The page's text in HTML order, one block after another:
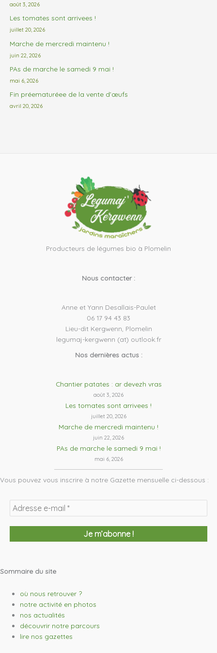
août 3, 2026
Les tomates sont arrivees !
juillet 20, 2026
Marche de mercredi maintenu !
juin 22, 2026
PAs de marche le samedi 9 mai !
mai 6, 2026
Fin préematuréee de la vente d’œufs
avril 20, 2026
Producteurs de légumes bio à Plomelin
Nous contacter :
Anne et Yann Desallais-Paulet
06 17 94 43 83
Lieu-dit Kergwenn, Plomelin
legumaj-kergwenn (at) outlook.fr
Nos dernières actus :
Chantier patates : ar devezh vras
août 3, 2026
Les tomates sont arrivees !
juillet 20, 2026
Marche de mercredi maintenu !
juin 22, 2026
PAs de marche le samedi 9 mai !
mai 6, 2026
Vous pouvez vous inscrire à notre Gazette mensuelle ci-dessous :
Sommaire du site
où nous retrouver ?
notre activité en photos
nos actualités
découvrir notre parcours
lire nos gazettes